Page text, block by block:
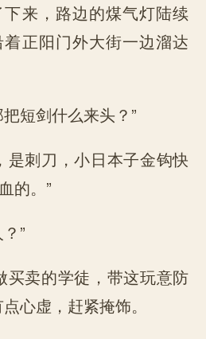
来，路边的煤气灯陆续
正阳门外大街一边溜达
短剑什么来头？”
刺刀，小日本子金钩快
的。”
”
卖的学徒，带这玩意防
心虚，赶紧掩饰。